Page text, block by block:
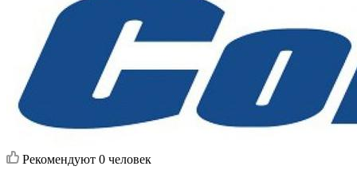
Рекомендуют 0 человек